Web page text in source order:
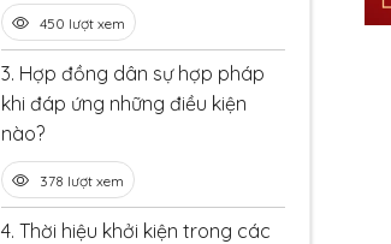
450 lượt xem
3. Hợp đồng dân sự hợp pháp
khi đáp ứng những điều kiện
nào?
378 lượt xem
4. Thời hiệu khởi kiện trong các